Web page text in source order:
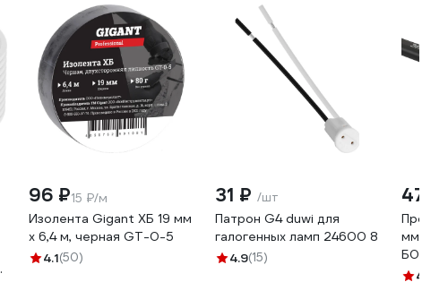
96 ₽15 ₽/м
Изолента Gigant ХБ 19 мм
х 6,4 м, черная GT-0-5
4.1(50)
31 ₽ /шт
Патрон G4 duwi для
галогенных ламп 24600 8
4.9(15)
471
мм2
4.6